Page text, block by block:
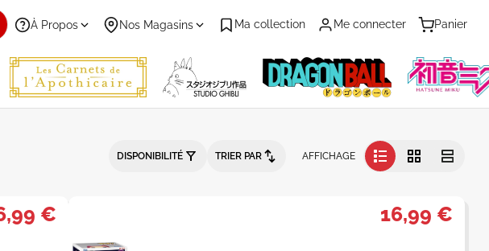
À Propos Nos Magasins Ma collection Me connecter Panier
de parutionDISPONIBILITÉ TRIER PAR AFFICHAGE
€ 16,99 €